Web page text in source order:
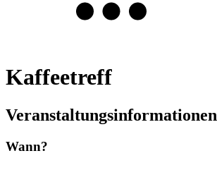
Kaffeetreff
Veranstaltungsinformationen
Wann?